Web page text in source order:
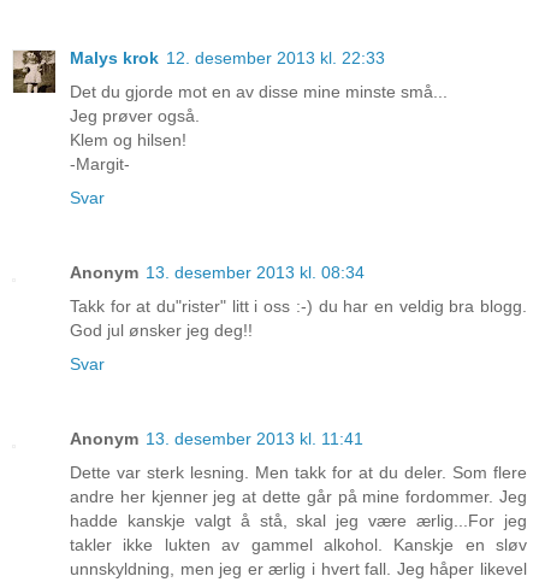
Malys krok 12. desember 2013 kl. 22:33
Det du gjorde mot en av disse mine minste små...
Jeg prøver også.
Klem og hilsen!
-Margit-
Svar
Anonym 13. desember 2013 kl. 08:34
Takk for at du"rister" litt i oss :-) du har en veldig bra blogg.
God jul ønsker jeg deg!!
Svar
Anonym 13. desember 2013 kl. 11:41
Dette var sterk lesning. Men takk for at du deler. Som flere
andre her kjenner jeg at dette går på mine fordommer. Jeg
hadde kanskje valgt å stå, skal jeg være ærlig...For jeg
takler ikke lukten av gammel alkohol. Kanskje en sløv
unnskyldning, men jeg er ærlig i hvert fall. Jeg håper likevel